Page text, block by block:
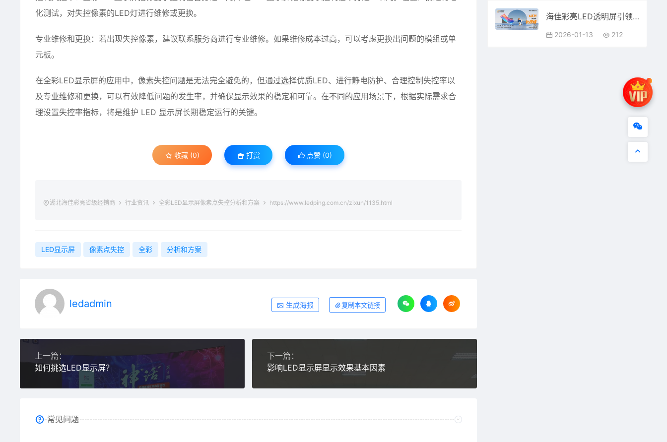
化测试，对失控像素的LED灯进行维修或更换。
专业维修和更换：若出现失控像素，建议联系服务商进行专业维修。如果维修成本过高，可以考虑更换出问题的模组或单
元板。
在全彩LED显示屏的应用中，像素失控问题是无法完全避免的，但通过选择优质LED、进行静电防护、合理控制失控率以
及专业维修和更换，可以有效降低问题的发生率，并确保显示效果的稳定和可靠。在不同的应用场景下，根据实际需求合
理设置失控率指标，将是维护 LED 显示屏长期稳定运行的关键。
收藏 (0) 打赏 点赞 (0)
湖北海佳彩亮省级经销商 行业资讯 全彩LED显示屏像素点失控分析和方案 https://www.ledping.com.cn/zixun/1135.html
LED显示屏 像素点失控 全彩 分析和方案
ledadmin 生成海报 复制本文链接
上一篇：
如何挑选LED显示屏？
下一篇：
影响LED显示屏显示效果基本因素
常见问题
海佳彩亮LED透明屏引领博物馆数字化新潮流，共同见证文物展示的技术革新！
2026-01-13 212